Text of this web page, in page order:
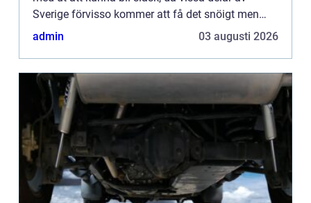
Sverige förvisso kommer att få det snöigt men
samtidigt ha n&ar...
admin 03 augusti 2026